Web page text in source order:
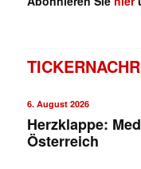
6. August 2026
Herzklappe:
Österreich